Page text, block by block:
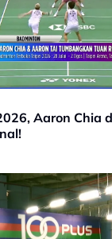
Aaron Chia